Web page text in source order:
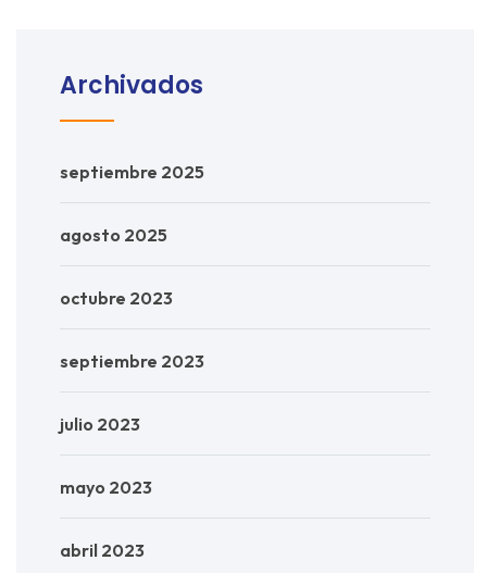
Archivados
septiembre 2025
agosto 2025
octubre 2023
septiembre 2023
julio 2023
mayo 2023
abril 2023